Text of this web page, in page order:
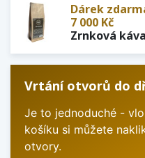
Dárek
7 000 Kč
Zrnková
Vrtání otvorů do
Je to jednoduché -
košíku si můžete
otvory.